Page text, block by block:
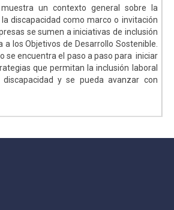
un contexto general sobre la
discapacidad como marco o invitación
se sumen a iniciativas de inclusión
a los Objetivos de Desarrollo Sostenible.
se encuentra el paso a paso para iniciar
que permitan la inclusión laboral
y se pueda avanzar con